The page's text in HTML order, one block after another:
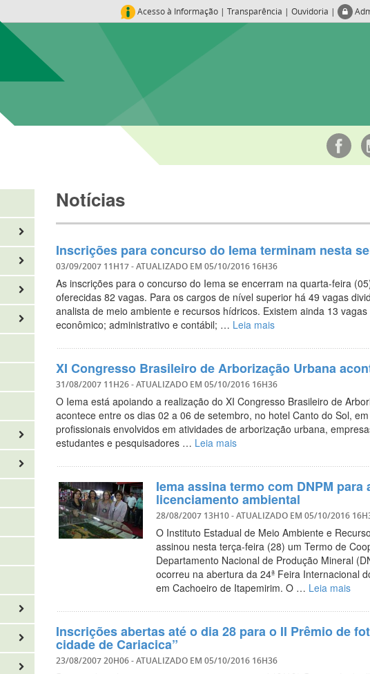
Acesso à Informação | Transparência | Ouvidoria |
Notícias
Inscrições para concurso do Iema terminam nesta
03/09/2007 11H17- ATUALIZADO EM 05/10/2016 16H36
As inscrições para o concurso do Iema se encerram na quarta-feira
oferecidas 82 vagas. Para os cargos de nível superior há 49 vagas
analista de meio ambiente e recursos hídricos. Existem ainda 13
econômico; administrativo e contábil; … Leia mais
XI Congresso Brasileiro de Arborização Urbana
31/08/2007 11H26- ATUALIZADO EM 05/10/2016 16H36
O Iema está apoiando a realização do XI Congresso Brasileiro de
acontece entre os dias 02 a 06 de setembro, no hotel Canto do Sol,
profissionais envolvidos em atividades de arborização urbana,
estudantes e pesquisadores … Leia mais
Iema assina termo com DNPM para
licenciamento ambiental
28/08/2007 13H10- ATUALIZADO EM05/10/2016
O Instituto Estadual de Meio Ambiente e
assinou nesta terça-feira (28) um Termo de
Departamento Nacional de Produção Mineral
ocorreu na abertura da 24ª Feira Internacional
em Cachoeiro de Itapemirim. O … Leia mais
Inscrições abertas até o dia 28 para o II Prêmio de
cidade de Cariacica”
23/08/2007 20H06- ATUALIZADO EM 05/10/2016 16H36